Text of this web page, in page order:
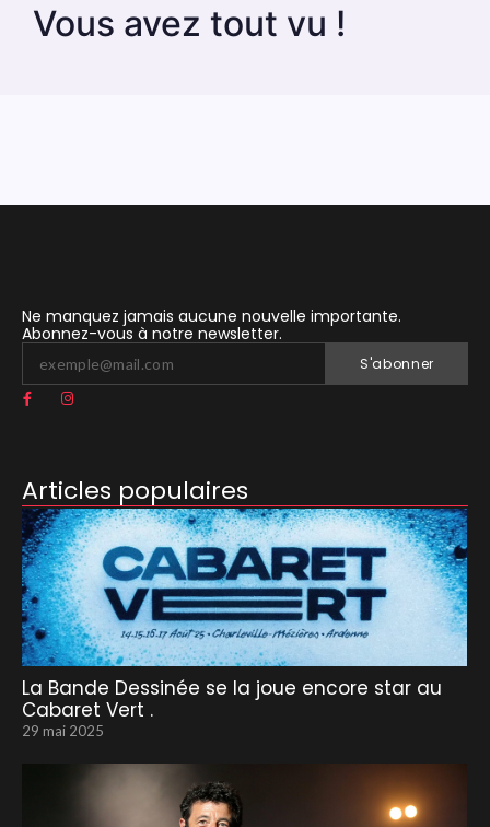
Vous avez tout vu !
Ne manquez jamais aucune nouvelle importante.
Abonnez-vous à notre newsletter.
S'abonner
Articles populaires
La Bande Dessinée se la joue encore star au
Cabaret Vert .
29 mai 2025